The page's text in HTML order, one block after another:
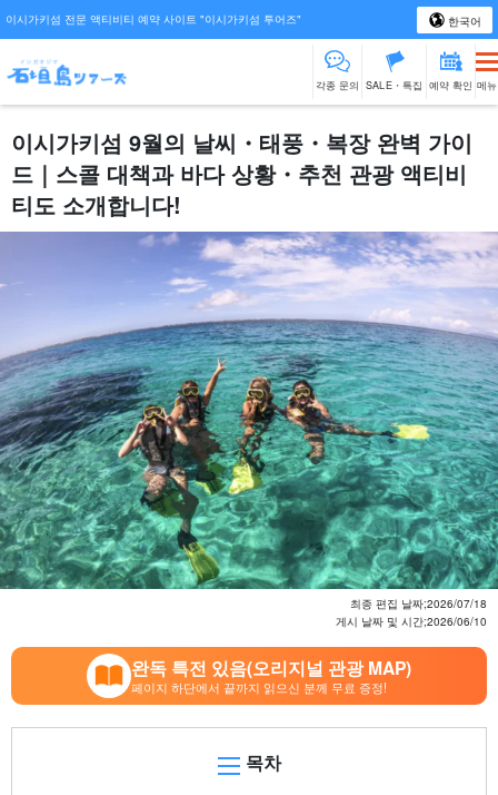
이시가키섬 전문 액티비티 예약 사이트 "이시가키섬 투어즈" 한국어
각종 문의 SALE・특집 예약 확인 메뉴
이시가키섬 9월의 날씨・태풍・복장 완벽 가이
드｜스콜 대책과 바다 상황・추천 관광 액티비
티도 소개합니다!
최종 편집 날짜;2026/07/18
게시 날짜 및 시간;2026/06/10
완독 특전 있음(오리지널 관광 MAP)
페이지 하단에서 끝까지 읽으신 분께 무료 증정!
목차